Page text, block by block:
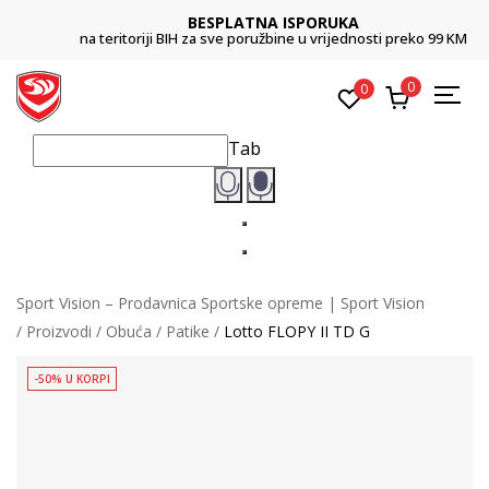
BESPLATNA ISPORUKA
na teritoriji BIH za sve poružbine u vrijednosti preko 99 KM
0 0
Tab
Sport Vision – Prodavnica Sportske opreme | Sport Vision
Proizvodi
Obuća Patike Lotto FLOPY II TD G
-50% U KORPI